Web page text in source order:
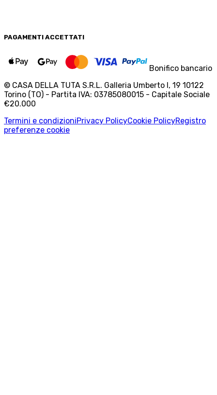
PAGAMENTI ACCETTATI
Bonifico bancario
© CASA DELLA TUTA S.R.L. Galleria Umberto I, 19 10122
Torino (TO) - Partita IVA: 03785080015 - Capitale Sociale
€20.000
Termini e condizioniPrivacy PolicyCookie PolicyRegistro
preferenze cookie